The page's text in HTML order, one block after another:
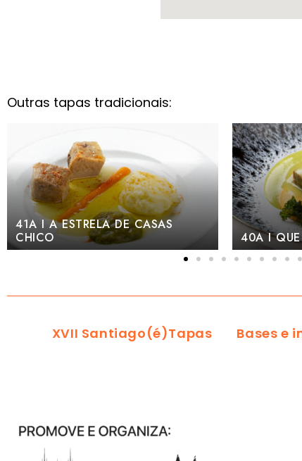
Outras tapas tradicionais:
CASAS
40A I QUE MORRO TEMOS!
XVII Santiago(é)Tapas Bases e